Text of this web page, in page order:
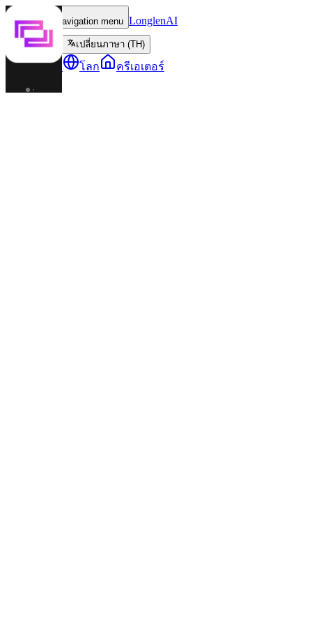
Toggle navigation menu LonglenAI
เปลี่ยนภาษา (TH)
ตัวละคร โลก ครีเอเตอร์